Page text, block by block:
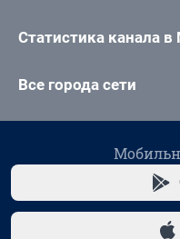
Статистика канала в
Все города сети